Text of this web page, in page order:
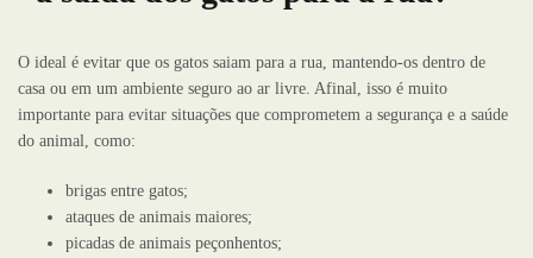
O ideal é evitar que os gatos saiam para a rua, mantendo-os dentro de
casa ou em um ambiente seguro ao ar livre. Afinal, isso é muito
importante para evitar situações que comprometem a segurança e a saúde
do animal, como:
brigas entre gatos;
ataques de animais maiores;
picadas de animais peçonhentos;